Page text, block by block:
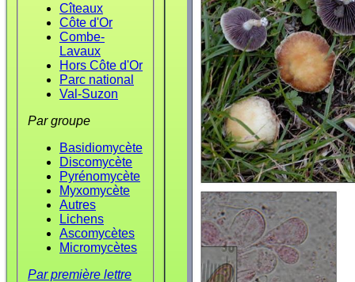
Cîteaux
Côte d'Or
Combe-
Lavaux
Hors Côte d'Or
Parc national
Val-Suzon
Par groupe
Basidiomycète
Discomycète
Pyrénomycète
Myxomycète
Autres
Lichens
Ascomycètes
Micromycètes
Par première lettre